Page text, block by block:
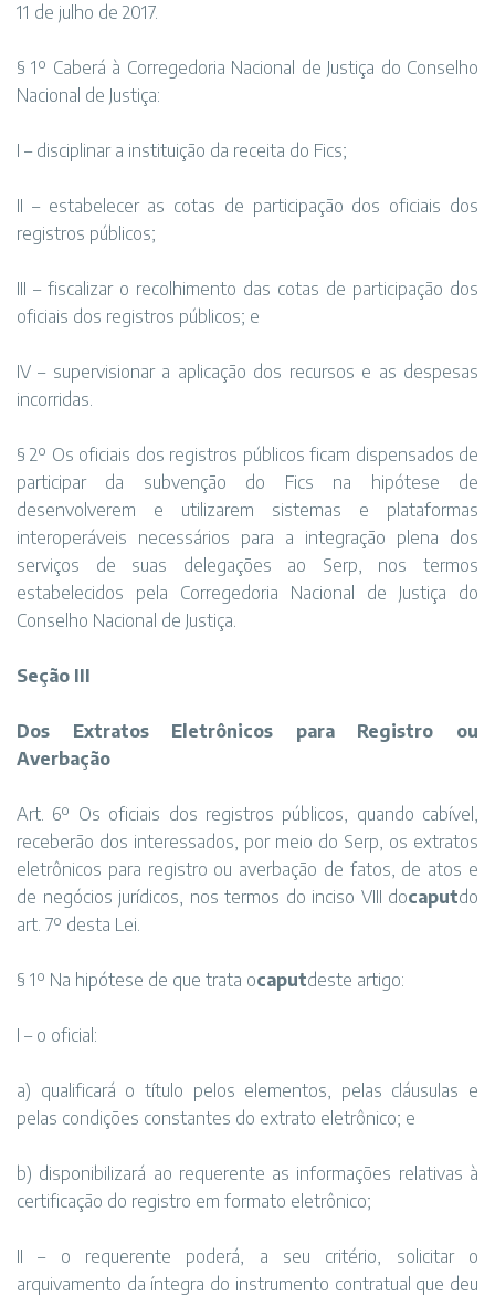
11 de julho de 2017.
§ 1º Caberá à Corregedoria Nacional de Justiça do Conselho
Nacional de Justiça:
I – disciplinar a instituição da receita do Fics;
II – estabelecer as cotas de participação dos oficiais dos
registros públicos;
III – fiscalizar o recolhimento das cotas de participação dos
oficiais dos registros públicos; e
IV – supervisionar a aplicação dos recursos e as despesas
incorridas.
§ 2º Os oficiais dos registros públicos ficam dispensados de
participar da subvenção do Fics na hipótese de
desenvolverem e utilizarem sistemas e plataformas
interoperáveis necessários para a integração plena dos
serviços de suas delegações ao Serp, nos termos
estabelecidos pela Corregedoria Nacional de Justiça do
Conselho Nacional de Justiça.
Seção III
Dos Extratos Eletrônicos para Registro ou
Averbação
Art. 6º Os oficiais dos registros públicos, quando cabível,
receberão dos interessados, por meio do Serp, os extratos
eletrônicos para registro ou averbação de fatos, de atos e
de negócios jurídicos, nos termos do inciso VIII docaputdo
art. 7º desta Lei.
§ 1º Na hipótese de que trata ocaputdeste artigo:
I – o oficial:
a) qualificará o título pelos elementos, pelas cláusulas e
pelas condições constantes do extrato eletrônico; e
b) disponibilizará ao requerente as informações relativas à
certificação do registro em formato eletrônico;
II – o requerente poderá, a seu critério, solicitar o
arquivamento da íntegra do instrumento contratual que deu